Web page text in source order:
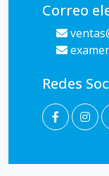
Correo
Redes